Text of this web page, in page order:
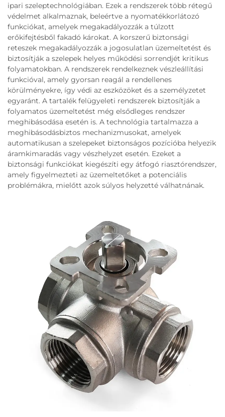
ipari szeleptechnológiában. Ezek a rendszerek több rétegű
védelmet alkalmaznak, beleértve a nyomatékkorlátozó
funkciókat, amelyek megakadályozzák a túlzott
erőkifejtésből fakadó károkat. A korszerű biztonsági
reteszek megakadályozzák a jogosulatlan üzemeltetést és
biztosítják a szelepek helyes működési sorrendjét kritikus
folyamatokban. A rendszerek rendelkeznek vészleállítási
funkcióval, amely gyorsan reagál a rendellenes
körülményekre, így védi az eszközöket és a személyzetet
egyaránt. A tartalék felügyeleti rendszerek biztosítják a
folyamatos üzemeltetést még elsődleges rendszer
meghibásodása esetén is. A technológia tartalmazza a
meghibásodásbiztos mechanizmusokat, amelyek
automatikusan a szelepeket biztonságos pozícióba helyezik
áramkimaradás vagy vészhelyzet esetén. Ezeket a
biztonsági funkciókat kiegészíti egy átfogó riasztórendszer,
amely figyelmezteti az üzemeltetőket a potenciális
problémákra, mielőtt azok súlyos helyzetté válhatnának.